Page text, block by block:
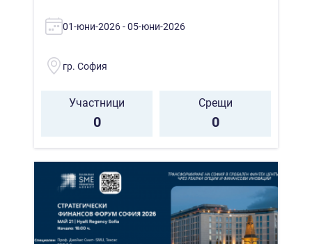
01-юни-2026 - 05-юни-2026
гр. София
Участници
0
Срещи
0